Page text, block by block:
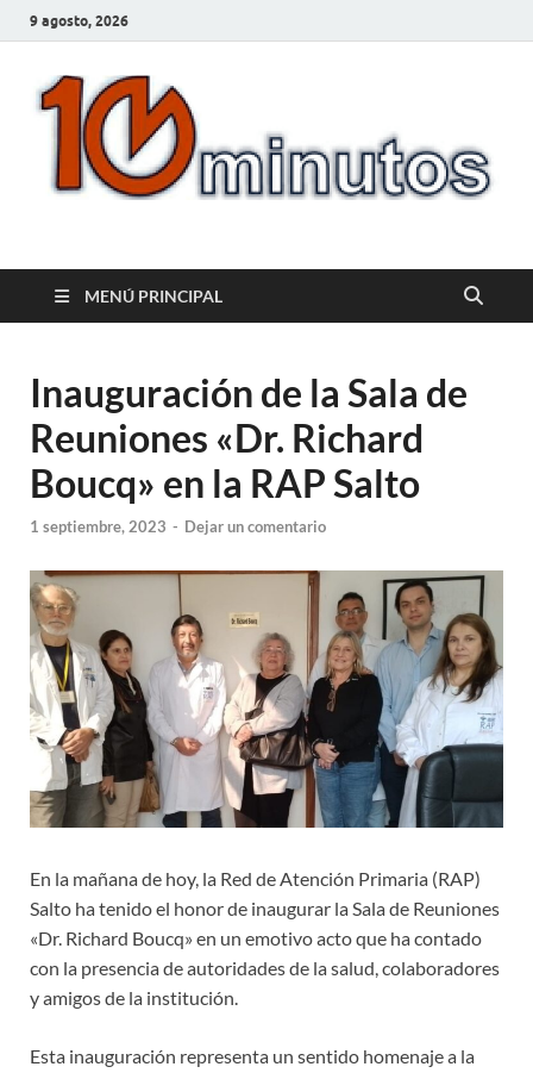
9 agosto, 2026
10minutos.com.uy
MENÚ PRINCIPAL
Inauguración de la Sala de
Reuniones «Dr. Richard
Boucq» en la RAP Salto
1 septiembre, 2023 - Dejar un comentario
En la mañana de hoy, la Red de Atención Primaria (RAP)
Salto ha tenido el honor de inaugurar la Sala de Reuniones
«Dr. Richard Boucq» en un emotivo acto que ha contado
con la presencia de autoridades de la salud, colaboradores
y amigos de la institución.
Esta inauguración representa un sentido homenaje a la